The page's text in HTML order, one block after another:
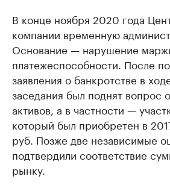
В конце ноября 2020 года
компании временную
Основание — нарушение
платежеспособности. После
заявления о банкротстве в
заседания был поднят вопрос
активов, а в частности —
который был приобретен в
руб. Позже две независимые
подтвердили соответствие
рынку.